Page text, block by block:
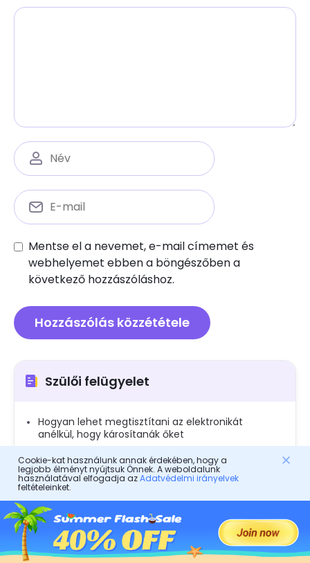
Mentse el a nevemet, e-mail címemet és
webhelyemet ebben a böngészőben a
következő hozzászóláshoz.
Szülői felügyelet
Hogyan lehet megtisztítani az elektronikát
anélkül, hogy károsítanák őket
Hogyan lehet kinyitni az iPhone -t jelszó nélkül: A
szülői útmutató
Hogyan lehet kijavítani a nem talált altserver
problémát
Hogyan lehet kevert családi munkát végezni:
Szakértői tanácsok a szülőknek
Hogyan lehet megtalálni a rejtett szöveges
Cookie-kat használunk annak érdekében, hogy a
legjobb élményt nyújtsuk Önnek. A weboldalunk
használatával elfogadja azAdatvédelmi irányelvek
feltételeinket.